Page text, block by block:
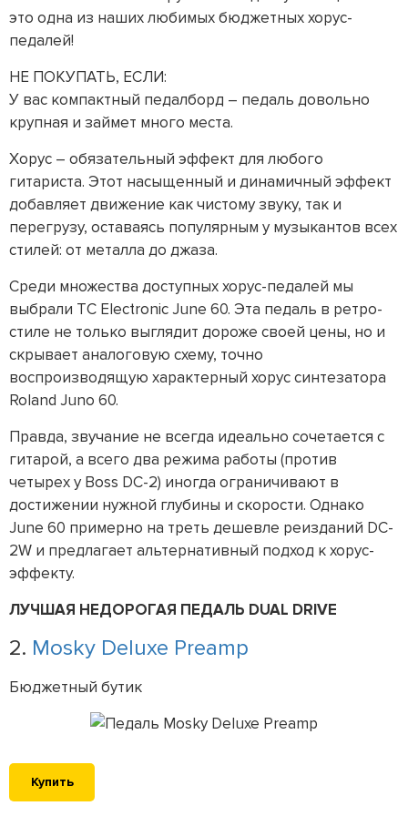
это одна из наших любимых бюджетных хорус-
педалей!
НЕ ПОКУПАТЬ, ЕСЛИ:
У вас компактный педалборд – педаль довольно
крупная и займет много места.
Хорус – обязательный эффект для любого
гитариста. Этот насыщенный и динамичный эффект
добавляет движение как чистому звуку, так и
перегрузу, оставаясь популярным у музыкантов всех
стилей: от металла до джаза.
Среди множества доступных хорус-педалей мы
выбрали TC Electronic June 60. Эта педаль в ретро-
стиле не только выглядит дороже своей цены, но и
скрывает аналоговую схему, точно
воспроизводящую характерный хорус синтезатора
Roland Juno 60.
Правда, звучание не всегда идеально сочетается с
гитарой, а всего два режима работы (против
четырех у Boss DC-2) иногда ограничивают в
достижении нужной глубины и скорости. Однако
June 60 примерно на треть дешевле реизданий DC-
2W и предлагает альтернативный подход к хорус-
эффекту.
ЛУЧШАЯ НЕДОРОГАЯ ПЕДАЛЬ DUAL DRIVE
2. Mosky Deluxe Preamp
Бюджетный бутик
Купить